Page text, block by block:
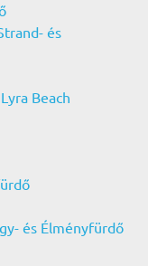
és
Beach
és Élményfürdő